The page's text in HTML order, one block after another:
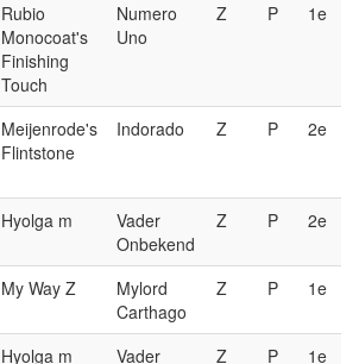
Rubio
Monocoat's
Finishing
Touch
Numero
Uno
Z P 1e
Meijenrode's
Flintstone
Indorado Z P 2e
Hyolga m
Vader
Onbekend
Z P 2e
My Way Z
Mylord
Carthago
Z P 1e
Hyolga m Vader Z P 1e